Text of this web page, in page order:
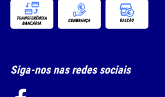
Siga-nos nas redes sociais